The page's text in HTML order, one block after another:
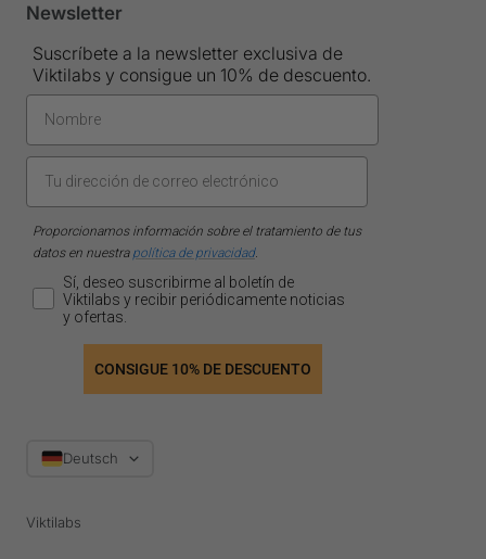
Newsletter
Suscríbete a la newsletter exclusiva de
Viktilabs y consigue un 10% de descuento.
Proporcionamos información sobre el tratamiento de tus
datos en nuestra política de privacidad.
Sí, deseo suscribirme al boletín de
Viktilabs y recibir periódicamente noticias
y ofertas.
CONSIGUE 10% DE DESCUENTO
SpracheDeutsch
Viktilabs